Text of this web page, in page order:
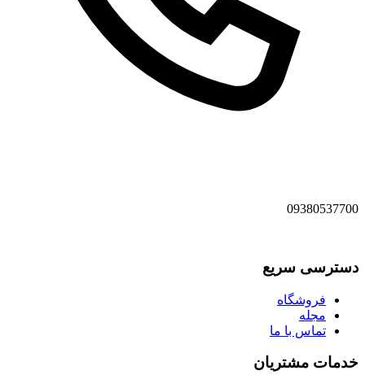
09380537700
دسترسی سریع
فروشگاه
مجله
تماس با ما
خدمات مشتریان